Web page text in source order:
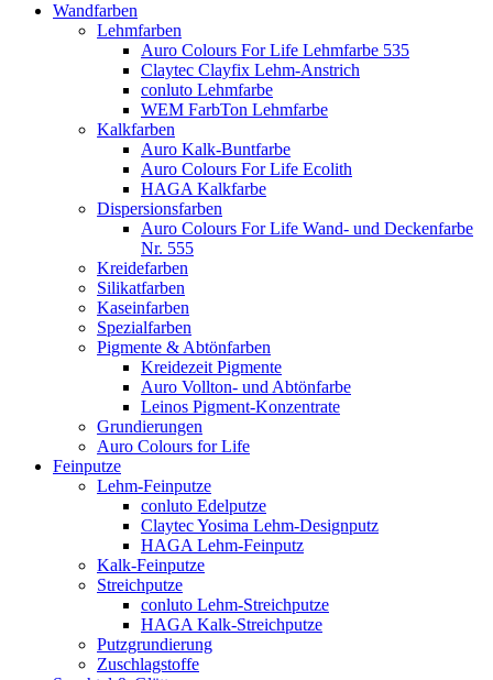
Wandfarben
Lehmfarben
Auro Colours For Life Lehmfarbe 535
Claytec Clayfix Lehm-Anstrich
conluto Lehmfarbe
WEM FarbTon Lehmfarbe
Kalkfarben
Auro Kalk-Buntfarbe
Auro Colours For Life Ecolith
HAGA Kalkfarbe
Dispersionsfarben
Auro Colours For Life Wand- und Deckenfarbe
Nr. 555
Kreidefarben
Silikatfarben
Kaseinfarben
Spezialfarben
Pigmente & Abtönfarben
Kreidezeit Pigmente
Auro Vollton- und Abtönfarbe
Leinos Pigment-Konzentrate
Grundierungen
Auro Colours for Life
Feinputze
Lehm-Feinputze
conluto Edelputze
Claytec Yosima Lehm-Designputz
HAGA Lehm-Feinputz
Kalk-Feinputze
Streichputze
conluto Lehm-Streichputze
HAGA Kalk-Streichputze
Putzgrundierung
Zuschlagstoffe